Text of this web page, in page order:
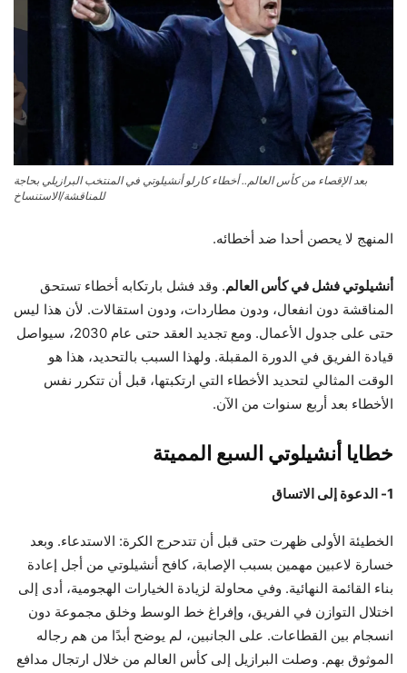
بعد الإقصاء من كأس العالم.. أخطاء كارلو أنشيلوتي في المنتخب البرازيلي بحاجة
للمناقشة/الاستنساخ
المنهج لا يحصن أحدا ضد أخطائه.
أنشيلوتي فشل في كأس العالم. وقد فشل بارتكابه أخطاء تستحق
المناقشة دون انفعال، ودون مطاردات، ودون استقالات. لأن هذا ليس
حتى على جدول الأعمال. ومع تجديد العقد حتى عام 2030، سيواصل
قيادة الفريق في الدورة المقبلة. ولهذا السبب بالتحديد، هذا هو
الوقت المثالي لتحديد الأخطاء التي ارتكبتها، قبل أن تتكرر نفس
الأخطاء بعد أربع سنوات من الآن.
خطايا أنشيلوتي السبع المميتة
1- الدعوة إلى الاتساق
الخطيئة الأولى ظهرت حتى قبل أن تتدحرج الكرة: الاستدعاء. وبعد
خسارة لاعبين مهمين بسبب الإصابة، كافح أنشيلوتي من أجل إعادة
بناء القائمة النهائية. وفي محاولة لزيادة الخيارات الهجومية، أدى إلى
اختلال التوازن في الفريق، وإفراغ خط الوسط وخلق مجموعة دون
انسجام بين القطاعات. على الجانبين، لم يوضح أبدًا من هم رجاله
الموثوق بهم. وصلت البرازيل إلى كأس العالم من خلال ارتجال مدافع